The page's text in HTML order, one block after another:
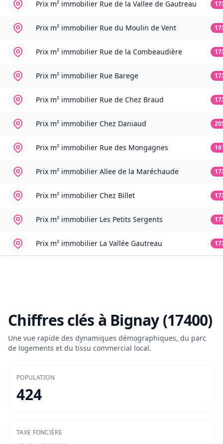
Prix m² immobilier Rue de la Vallee de Gautreau
Prix m² immobilier Rue du Moulin de Vent
Prix m² immobilier Rue de la Combeaudière
Prix m² immobilier Rue Barege
Prix m² immobilier Rue de Chez Braud
Prix m² immobilier Chez Daniaud
Prix m² immobilier Rue des Mongagnes
Prix m² immobilier Allee de la Maréchaude
Prix m² immobilier Chez Billet
Prix m² immobilier Les Petits Sergents
Prix m² immobilier La Vallée Gautreau
Chiffres clés à Bignay (17400)
Une vue rapide des dynamiques démographiques, du parc
de logements et du tissu commercial local.
POPULATION
424
TAXE FONCIÈRE